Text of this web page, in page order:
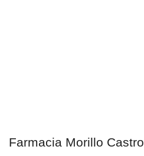
Farmacia Morillo Castro